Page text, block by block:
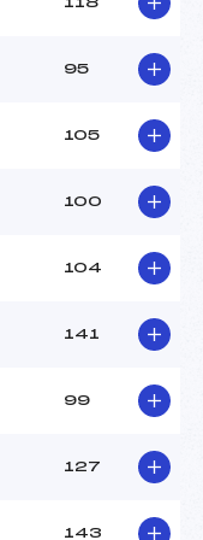
118
95
105
100
104
141
99
127
143